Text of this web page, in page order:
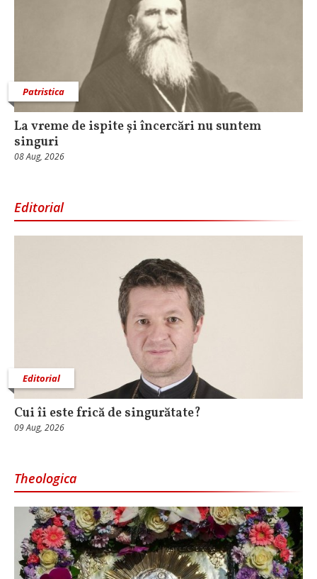
Patristica
La vreme de ispite și încercări nu suntem
singuri
08 Aug, 2026
Editorial
Editorial
Cui îi este frică de singurătate?
09 Aug, 2026
Theologica